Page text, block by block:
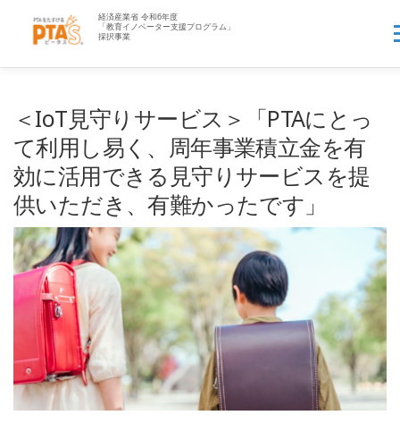
PTAお役立ち情報▼ 先生へ 企業の方へ▼
資料一覧▼ よくある質問 ログイン 新規登録
＜IoT見守りサービス＞「PTAにとっ
て利用し易く、周年事業積立金を有
効に活用できる見守りサービスを提
供いただき、有難かったです」